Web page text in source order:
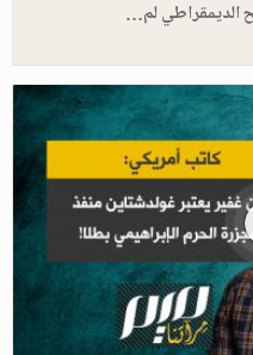
الديمقراطي لم…